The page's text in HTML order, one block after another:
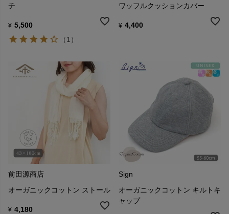
チ
¥ 5,500
（1）
ワッフルクッションカバー
¥ 4,400
前田源商店
オーガニックコットン ストール
¥ 4,180
Sign
オーガニックコットン キルトキ
ャップ